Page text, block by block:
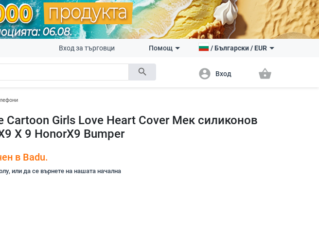
search
Вход за търговци Помощ /Български/ EUR
account_circle Вход shopping_basket
Cartoon Girls Love Heart Cover Мек силиконов
X 9 HonorX9 Bumper
в Badu.
или да се върнете на нашата начална